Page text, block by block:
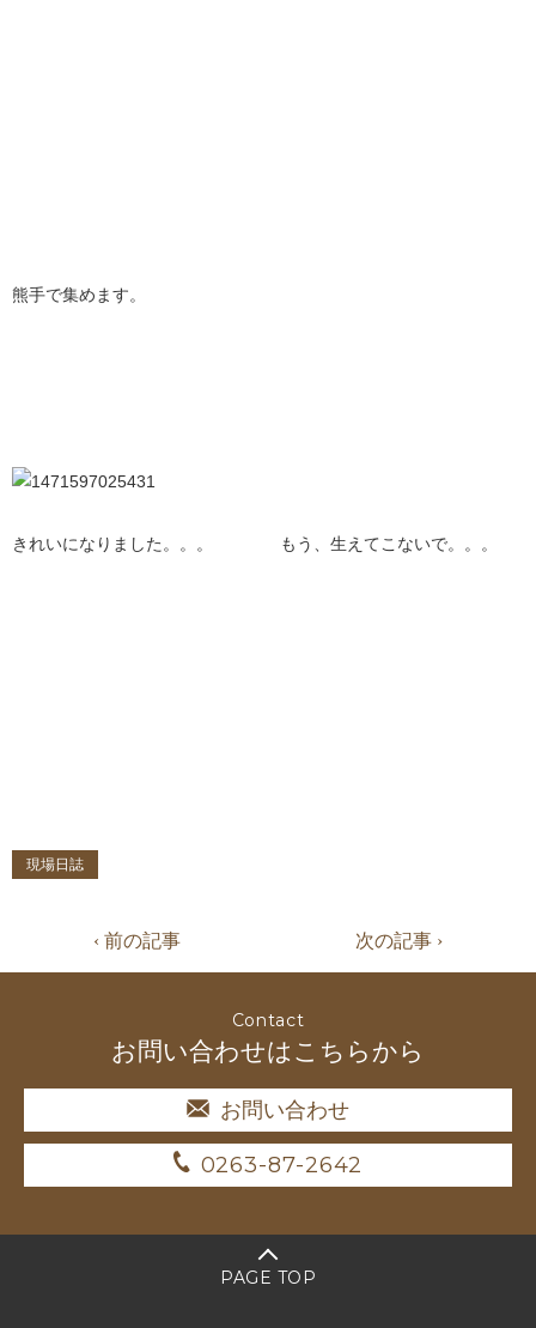
熊手で集めます。
きれいになりました。。。 もう、生えてこないで。。。
現場日誌
‹ 前の記事 次の記事 ›
Contact
お問い合わせはこちらから
お問い合わせ
0263-87-2642
PAGE TOP